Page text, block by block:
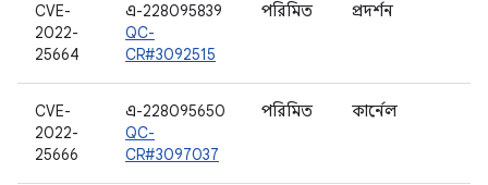
CVE-
2022-
25664
এ-228095839
QC-
CR#3092515
পরিমিত প্রদর্শন
CVE-
2022-
25666
এ-228095650
QC-
CR#3097037
পরিমিত কার্নেল